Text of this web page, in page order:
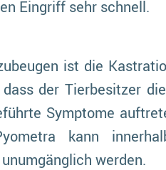
Eingriff sehr schnell.
ist die
der Tierbesitzer
Symptome
kann
werden.